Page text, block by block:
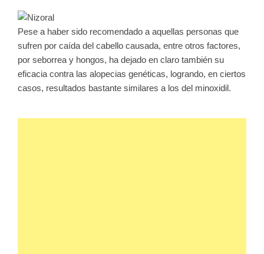
Pese a haber sido recomendado a aquellas personas que
sufren por caída del cabello causada, entre otros factores,
por seborrea y hongos, ha dejado en claro también su
eficacia contra las alopecias genéticas, logrando, en ciertos
casos, resultados bastante similares a los del minoxidil.